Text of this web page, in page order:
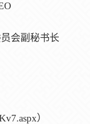
会副秘书长
）